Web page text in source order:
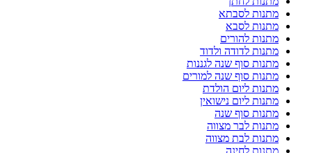
מתנות לסבתא
מתנות לסבא
מתנות להורים
מתנות לדודה ולדוד
מתנות סוף שנה לגננות
מתנות סוף שנה למורים
מתנות ליום הולדת
מתנות ליום נישואין
מתנות סוף שנה
מתנות לבר מצווה
מתנות לבת מצווה
מתנות לחינה